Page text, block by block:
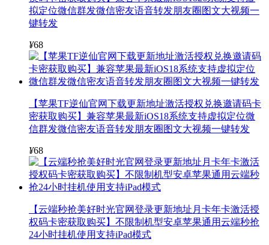
拟定位微信群发微信密友语音转发朋友圈图文大视频一
键转发
¥68
【苹果TF逆仙官网下载更新地址激活授权兑换邀请码卡
密获取购买】兼容苹果最新iOS18系统支持虚拟定位微
信群发微信密友语音转发朋友圈图文大视频一键转发
¥68
【云端秒抢美好时光官网登录更新地址月卡年卡激活授
权码卡密获取购买】不限制机型安卓苹果通用云端秒抢
24小时挂机使用支持iPad模式